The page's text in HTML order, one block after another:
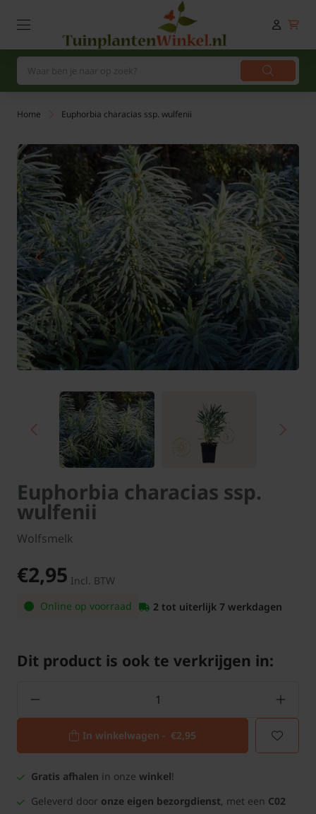
Home Euphorbia characias ssp. wulfenii
Euphorbia characias ssp.
wulfenii
Wolfsmelk
€2,95 Incl. BTW
Online op voorraad
2 tot uiterlijk 7 werkdagen
Dit product is ook te verkrijgen in:
In winkelwagen - €2,95
Gratis afhalen in onze winkel!
Geleverd door onze eigen bezorgdienst, met een C02